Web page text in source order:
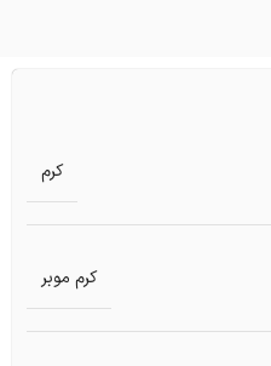
کرم
کرم موبر